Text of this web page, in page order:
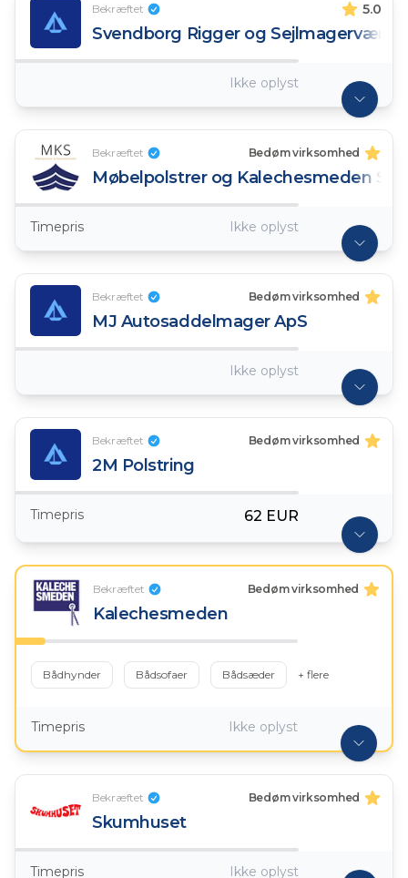
Bekræftet 5.0
Svendborg Rigger og
Ikke oplyst
Bekræftet Bedøm virksomhed
Møbelpolstrer og Kalechesmeden
Timepris Ikke oplyst
Bekræftet Bedøm virksomhed
MJ Autosaddelmager ApS
Ikke oplyst
Bekræftet Bedøm virksomhed
2M Polstring
Timepris 62 EUR
Bekræftet Bedøm virksomhed
Kalechesmeden
Bådhynder Bådsofaer Bådsæder + flere
Timepris Ikke oplyst
Bekræftet Bedøm virksomhed
Skumhuset
Timepris Ikke oplyst